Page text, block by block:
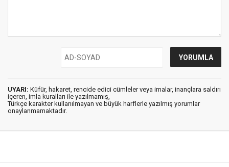
UYARI: Küfür, hakaret, rencide edici cümleler veya imalar, inançlara saldırı
içeren, imla kuralları ile yazılmamış,
Türkçe karakter kullanılmayan ve büyük harflerle yazılmış yorumlar
onaylanmamaktadır.